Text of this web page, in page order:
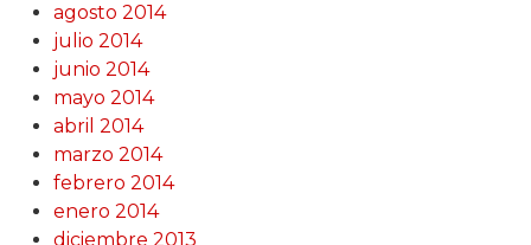
agosto 2014
julio 2014
junio 2014
mayo 2014
abril 2014
marzo 2014
febrero 2014
enero 2014
diciembre 2013